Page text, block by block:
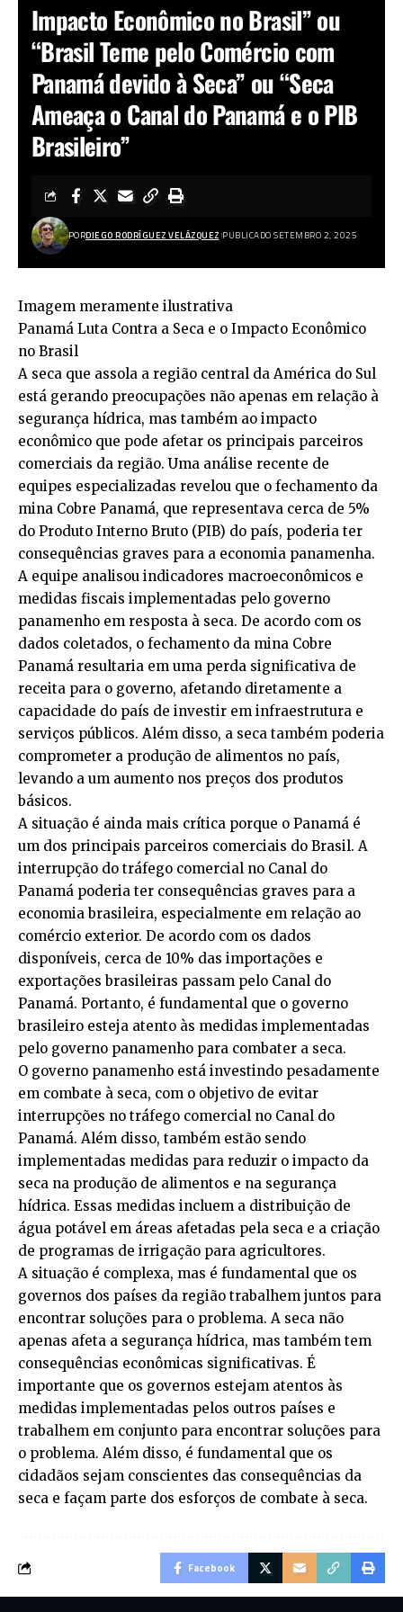
Impacto Econômico no Brasil” ou
“Brasil Teme pelo Comércio com
Panamá devido à Seca” ou “Seca
Ameaça o Canal do Panamá e o PIB
Brasileiro”
PORDIEGO RODRÍGUEZ VELÁZQUEZ PUBLICADO SETEMBRO 2, 2025
Imagem meramente ilustrativa
Panamá Luta Contra a Seca e o Impacto Econômico
no Brasil
A seca que assola a região central da América do Sul
está gerando preocupações não apenas em relação à
segurança hídrica, mas também ao impacto
econômico que pode afetar os principais parceiros
comerciais da região. Uma análise recente de
equipes especializadas revelou que o fechamento da
mina Cobre Panamá, que representava cerca de 5%
do Produto Interno Bruto (PIB) do país, poderia ter
consequências graves para a economia panamenha.
A equipe analisou indicadores macroeconômicos e
medidas fiscais implementadas pelo governo
panamenho em resposta à seca. De acordo com os
dados coletados, o fechamento da mina Cobre
Panamá resultaria em uma perda significativa de
receita para o governo, afetando diretamente a
capacidade do país de investir em infraestrutura e
serviços públicos. Além disso, a seca também poderia
comprometer a produção de alimentos no país,
levando a um aumento nos preços dos produtos
básicos.
A situação é ainda mais crítica porque o Panamá é
um dos principais parceiros comerciais do Brasil. A
interrupção do tráfego comercial no Canal do
Panamá poderia ter consequências graves para a
economia brasileira, especialmente em relação ao
comércio exterior. De acordo com os dados
disponíveis, cerca de 10% das importações e
exportações brasileiras passam pelo Canal do
Panamá. Portanto, é fundamental que o governo
brasileiro esteja atento às medidas implementadas
pelo governo panamenho para combater a seca.
O governo panamenho está investindo pesadamente
em combate à seca, com o objetivo de evitar
interrupções no tráfego comercial no Canal do
Panamá. Além disso, também estão sendo
implementadas medidas para reduzir o impacto da
seca na produção de alimentos e na segurança
hídrica. Essas medidas incluem a distribuição de
água potável em áreas afetadas pela seca e a criação
de programas de irrigação para agricultores.
A situação é complexa, mas é fundamental que os
governos dos países da região trabalhem juntos para
encontrar soluções para o problema. A seca não
apenas afeta a segurança hídrica, mas também tem
consequências econômicas significativas. É
importante que os governos estejam atentos às
medidas implementadas pelos outros países e
trabalhem em conjunto para encontrar soluções para
o problema. Além disso, é fundamental que os
cidadãos sejam conscientes das consequências da
seca e façam parte dos esforços de combate à seca.
Facebook